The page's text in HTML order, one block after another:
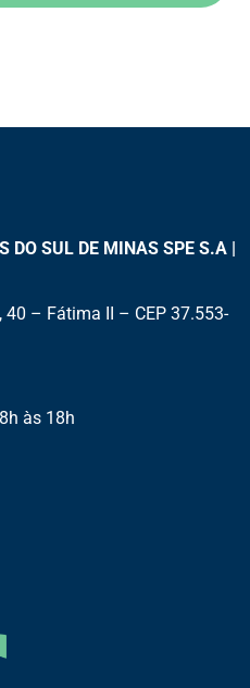
DO SUL DE MINAS SPE S.A |
40 – Fátima II – CEP 37.553-
às 18h